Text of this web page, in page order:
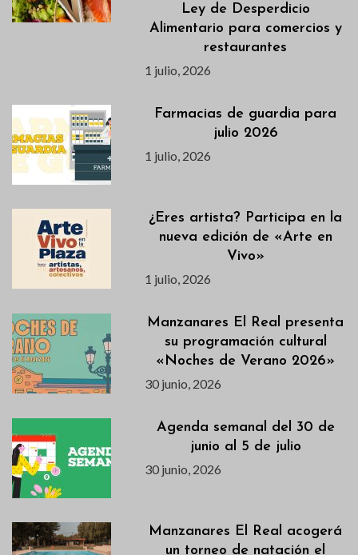
Ley de Desperdicio
Alimentario para comercios y
restaurantes
1 julio, 2026
Farmacias de guardia para
julio 2026
1 julio, 2026
¿Eres artista? Participa en la
nueva edición de «Arte en
Vivo»
1 julio, 2026
Manzanares El Real presenta
su programación cultural
«Noches de Verano 2026»
30 junio, 2026
Agenda semanal del 30 de
junio al 5 de julio
30 junio, 2026
Manzanares El Real acogerá
un torneo de natación el